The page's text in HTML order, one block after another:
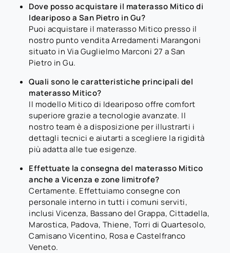
Dove posso acquistare il materasso Mitico di
Ideariposo a San Pietro in Gu?
Puoi acquistare il materasso Mitico presso il
nostro punto vendita Arredamenti Marangoni
situato in Via Guglielmo Marconi 27 a San
Pietro in Gu.
Quali sono le caratteristiche principali del
materasso Mitico?
Il modello Mitico di Ideariposo offre comfort
superiore grazie a tecnologie avanzate. Il
nostro team è a disposizione per illustrarti i
dettagli tecnici e aiutarti a scegliere la rigidità
più adatta alle tue esigenze.
Effettuate la consegna del materasso Mitico
anche a Vicenza e zone limitrofe?
Certamente. Effettuiamo consegne con
personale interno in tutti i comuni serviti,
inclusi Vicenza, Bassano del Grappa, Cittadella,
Marostica, Padova, Thiene, Torri di Quartesolo,
Camisano Vicentino, Rosa e Castelfranco
Veneto.